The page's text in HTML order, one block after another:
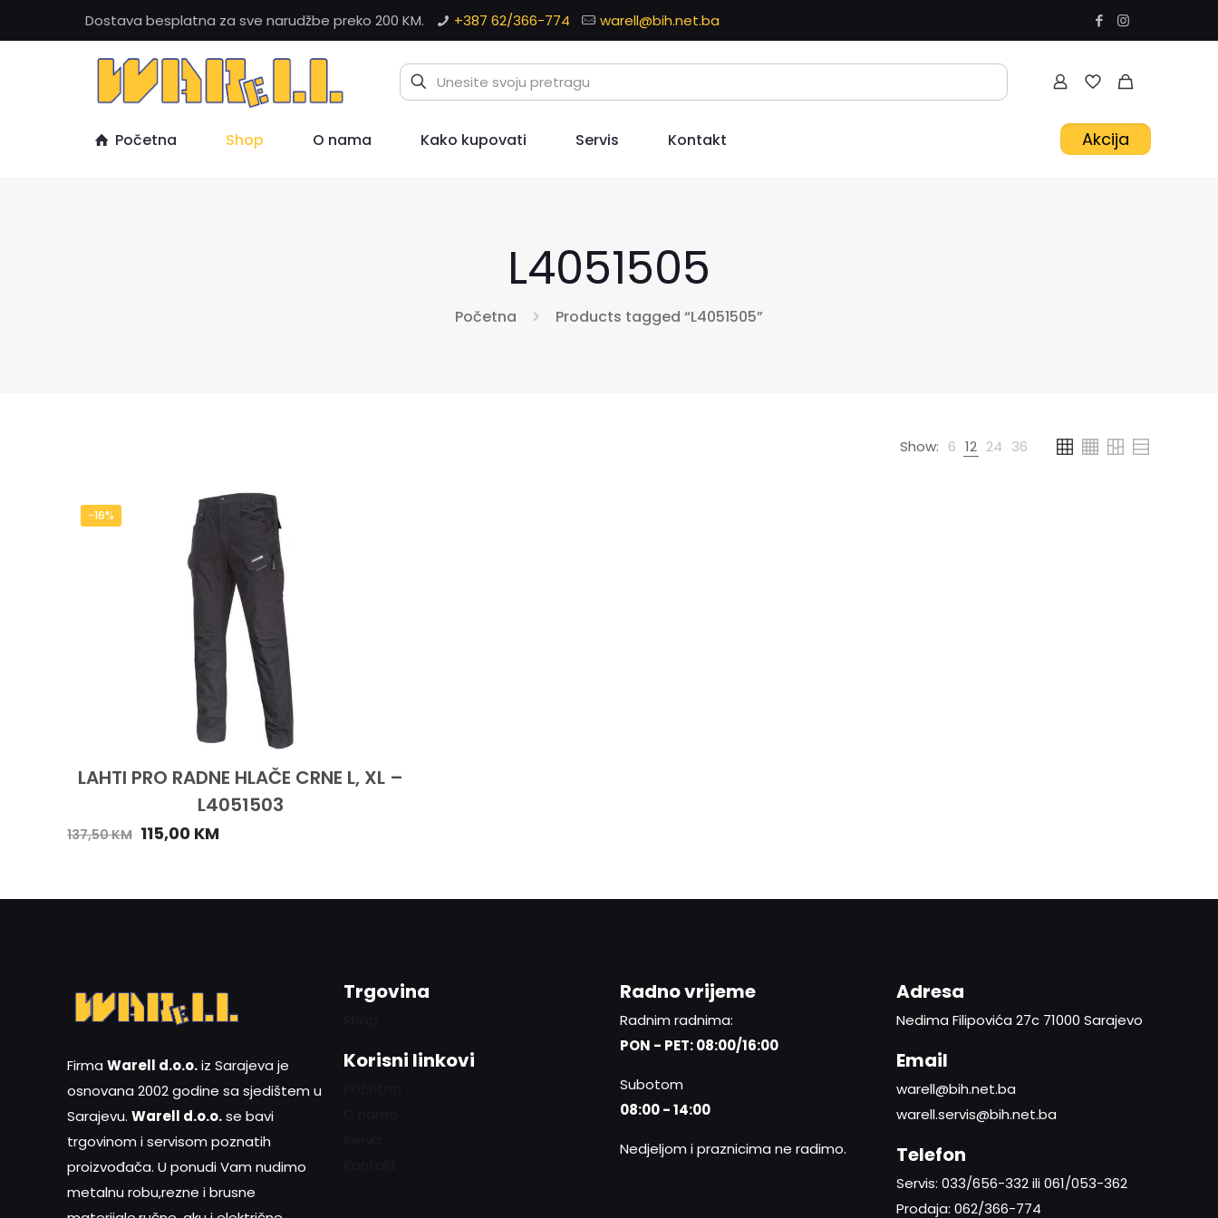
Dostava besplatna za sve narudžbe preko 200 KM. +387 62/366-774 warell@bih.net.ba
Početna Shop O nama Kako kupovati Servis Kontakt Akcija
L4051505
Početna Products tagged “L4051505”
Show: 6 12 24 36
-16%
LAHTI PRO RADNE HLAČE CRNE L, XL –
L4051503
137,50KM 115,00 KM
Firma Warell d.o.o.iz Sarajeva je
osnovana 2002 godine sa sjedištem u
Sarajevu. Warell d.o.o.se bavi
trgovinom i servisom poznatih
proizvođača. U ponudi Vam nudimo
metalnu robu,rezne i brusne
Trgovina
Korisni linkovi
Radno vrijeme
Radnim radnima:
PON - PET: 08:00/16:00
Subotom
08:00 - 14:00
Nedjeljom i praznicima ne radimo.
Adresa
Nedima Filipovića 27c 71000 Sarajevo
Email
warell@bih.net.ba
warell.servis@bih.net.ba
Telefon
Servis: 033/656-332 ili 061/053-362
Prodaja: 062/366-774